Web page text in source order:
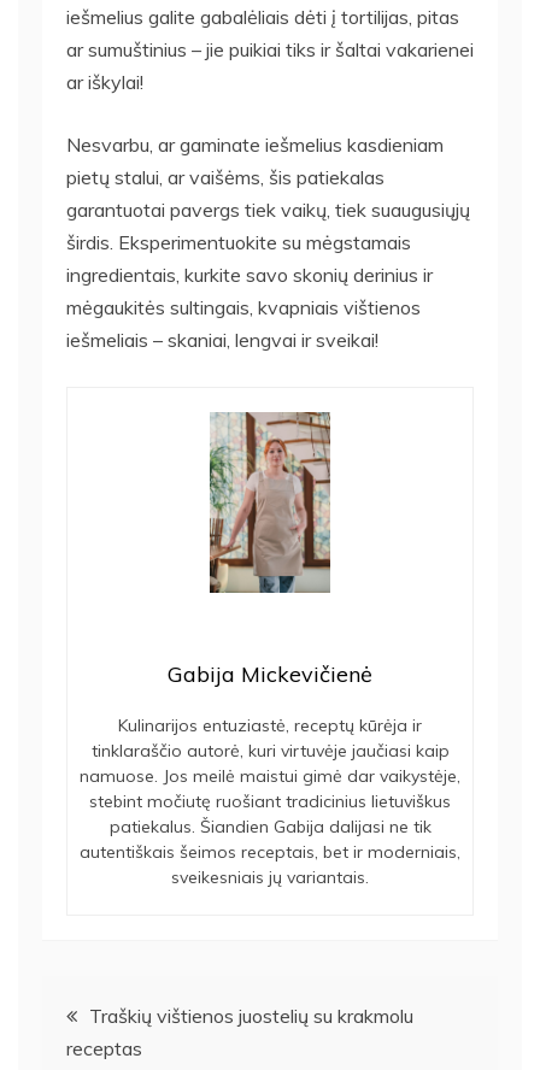
iešmelius galite gabalėliais dėti į tortilijas, pitas
ar sumuštinius – jie puikiai tiks ir šaltai vakarienei
ar iškylai!
Nesvarbu, ar gaminate iešmelius kasdieniam
pietų stalui, ar vaišėms, šis patiekalas
garantuotai pavergs tiek vaikų, tiek suaugusiųjų
širdis. Eksperimentuokite su mėgstamais
ingredientais, kurkite savo skonių derinius ir
mėgaukitės sultingais, kvapniais vištienos
iešmeliais – skaniai, lengvai ir sveikai!
Gabija Mickevičienė
Kulinarijos entuziastė, receptų kūrėja ir
tinklaraščio autorė, kuri virtuvėje jaučiasi kaip
namuose. Jos meilė maistui gimė dar vaikystėje,
stebint močiutę ruošiant tradicinius lietuviškus
patiekalus. Šiandien Gabija dalijasi ne tik
autentiškais šeimos receptais, bet ir moderniais,
sveikesniais jų variantais.
Navigacija
Traškių vištienos juostelių su krakmolu
receptas